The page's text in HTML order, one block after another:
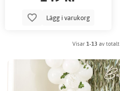
Lägg i varukorg
Visar 1-13 av totalt